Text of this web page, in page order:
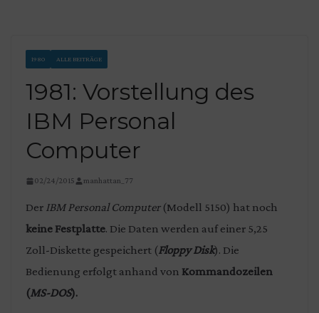
1980 ALLE BEITRÄGE
1981: Vorstellung des
IBM Personal
Computer
02/24/2015 manhattan_77
Der IBM Personal Computer(Modell 5150) hat noch
keine Festplatte. Die Daten werden auf einer 5,25
Zoll-Diskette gespeichert (Floppy Disk). Die
Bedienung erfolgt anhand von Kommandozeilen
(MS-DOS).